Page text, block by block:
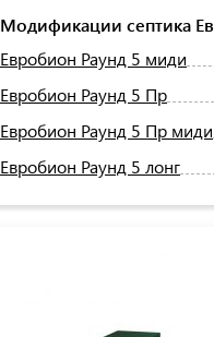
Модификации септика
Евробион Раунд 5 миди
Евробион Раунд 5 Пр
Евробион Раунд 5 Пр миди
Евробион Раунд 5 лонг